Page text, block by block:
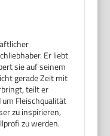
Er liebt
sie auf seinem
gerade Zeit mit
teilt er
um Fleischqualität
zu inspirieren,
zu werden.